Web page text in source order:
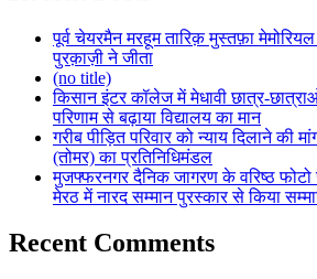
पूर्व चेयरमैन मरहूम तारिक़ मुस्तफ़ा
पुरक़ाज़ी ने जीता
(no title)
किसान इंटर कॉलेज में मेधावी छात्र-
परिणाम से बढ़ाया विद्यालय का मान
गरीब पीड़ित परिवार को न्याय दिलाने की
(तोमर) का प्रतिनिधिमंडल
मुजफ्फरनगर दैनिक जागरण के वरिष्ठ
मेरठ में नारद सम्मान पुरस्कार से किया
Recent Comments